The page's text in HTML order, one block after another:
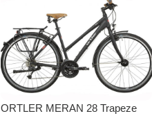
ORTLER MERAN 28 Trapeze